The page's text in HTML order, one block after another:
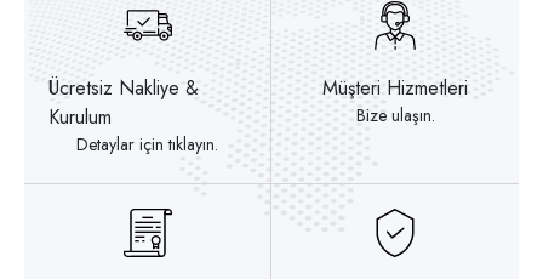
Ücretsiz Nakliye &
Kurulum
Detaylar için tıklayın.
Müşteri Hizmetleri
Bize ulaşın.